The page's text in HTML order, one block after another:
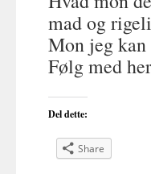
mad og
Mon jeg
Følg med
Del dette:
Share